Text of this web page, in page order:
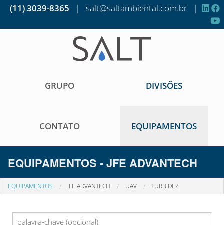
(11) 3039-8365 | salt@saltambiental.com.br |
GRUPO DIVISÕES
CONTATO EQUIPAMENTOS
EQUIPAMENTOS - JFE ADVANTECH
EQUIPAMENTOS JFE ADVANTECH UAV TURBIDEZ